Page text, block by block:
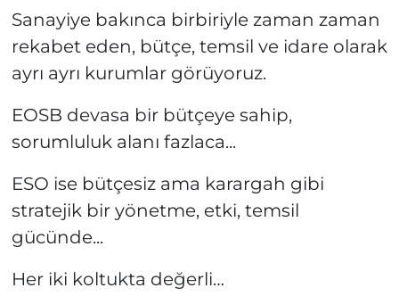
Sanayiye bakınca birbiriyle zaman zaman
rekabet eden, bütçe, temsil ve idare olarak
ayrı ayrı kurumlar görüyoruz.
EOSB devasa bir bütçeye sahip,
sorumluluk alanı fazlaca...
ESO ise bütçesiz ama karargah gibi
stratejik bir yönetme, etki, temsil
gücünde...
Her iki koltukta değerli…